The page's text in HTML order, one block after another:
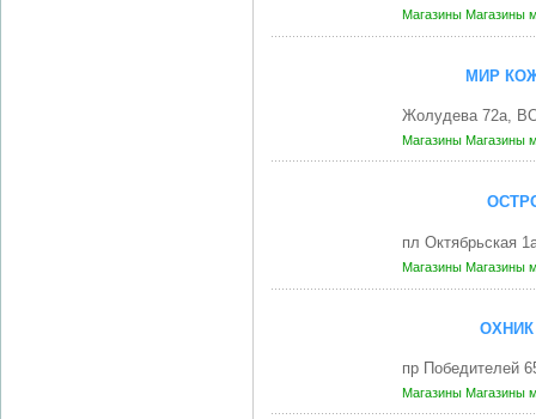
Магазины Магазины
МИР
Жолудева 72а,
Магазины Магазины
пл Октябрьская
Магазины Магазины
пр Победителей
Магазины Магазины